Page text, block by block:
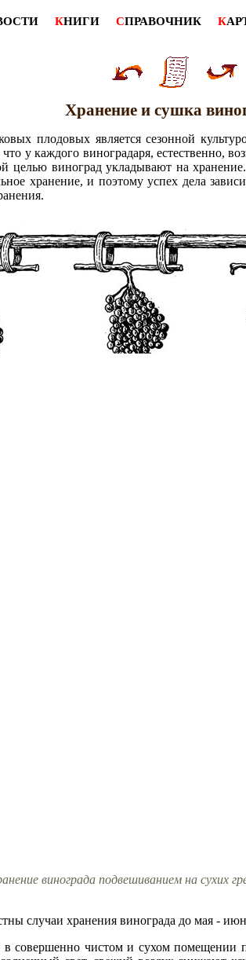
КНИГИ СПРАВОЧНИК К
Хранение и сушка
плодовых является сезонной
у каждого виноградаря, естественно,
виноград укладывают на хранение.
хранение, и поэтому успех дела
винограда подвешиванием на сухих
случаи хранения винограда до мая -
совершенно чистом и сухом помещении